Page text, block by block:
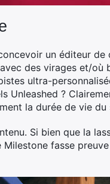
un éditeur
des virages et/
ultra-
Unleashed ?
la durée de vie du
Si bien que la
fasse